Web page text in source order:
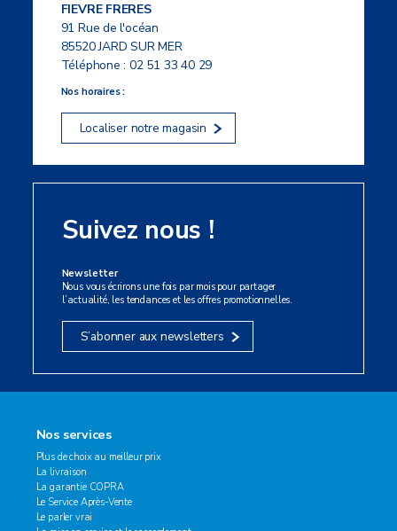
FIEVRE FRERES
91 Rue de l'océan
85520 JARD SUR MER
Téléphone :02 51 33 40 29
Nos horaires :
Localiser notre magasin
Suivez nous !
Newsletter
Nous vous écrirons une fois par mois pour partager
l’actualité, les tendances et les offres promotionnelles.
S’abonner aux newsletters
Nos services
Plus de choix au meilleur prix
La livraison
La garantie COPRA
Le Service Après-Vente
Le parler vrai